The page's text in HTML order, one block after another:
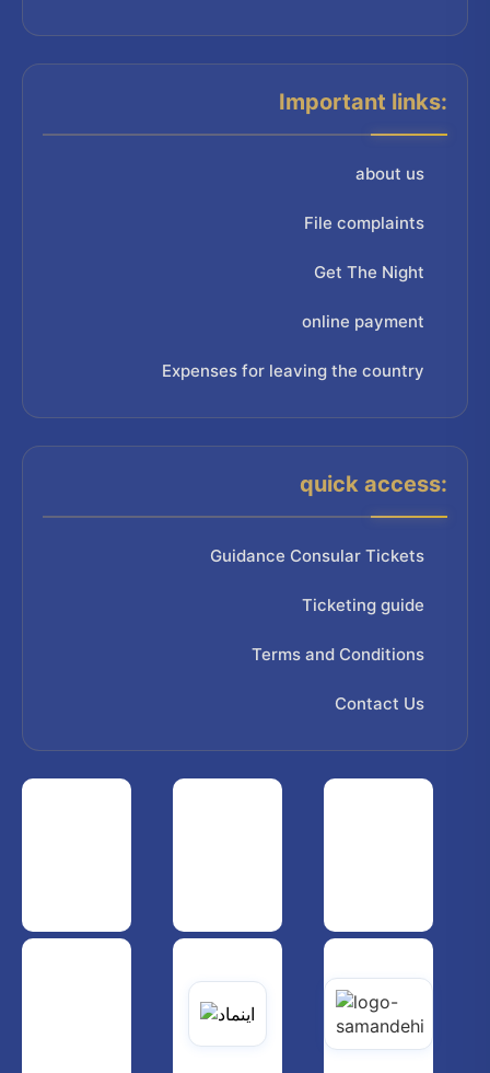
Important links:
about us
File complaints
Get The Night
online payment
Expenses for leaving the country
quick access:
Guidance Consular Tickets
Ticketing guide
Terms and Conditions
Contact Us